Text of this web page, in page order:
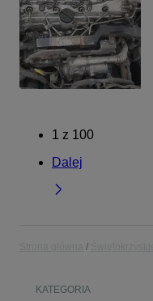
1 z 100
Dalej
KATEGORIA